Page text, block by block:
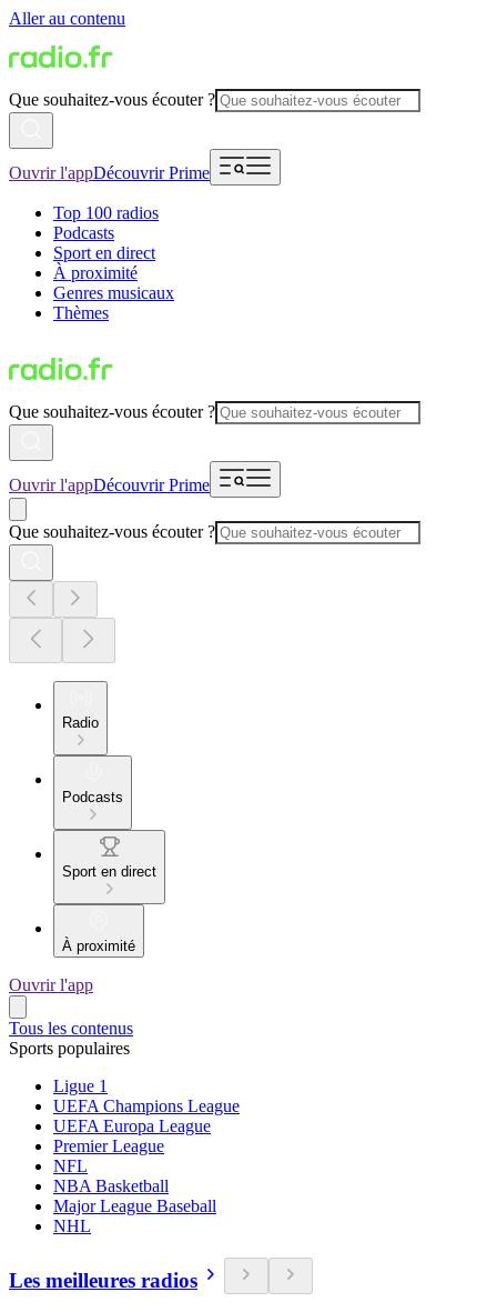
Aller au contenu
Que souhaitez-vous écouter ?
Ouvrir l'appDécouvrir Prime
Top 100 radios
Podcasts
Sport en direct
À proximité
Genres musicaux
Thèmes
Que souhaitez-vous écouter ?
Ouvrir l'appDécouvrir Prime
Que souhaitez-vous écouter ?
Radio
Podcasts
Sport en direct
À proximité
Ouvrir l'app
Tous les contenus
Sports populaires
Ligue 1
UEFA Champions League
UEFA Europa League
Premier League
NFL
NBA Basketball
Major League Baseball
NHL
Les meilleures radios